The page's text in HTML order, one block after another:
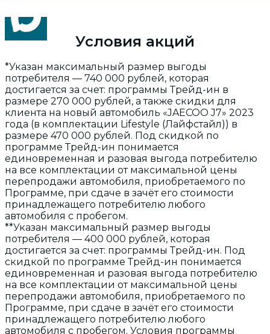
Условия акций
*Указан максимальный размер выгоды
потребителя — 740 000 рублей, которая
достигается за счет: программы Трейд-ин в
размере 270 000 рублей, а также скидки для
клиента на новый автомобиль «JAECOO J7» 2023
года (в комплектации Lifestyle (Лайфстайл)) в
размере 470 000 рублей. Под скидкой по
программе Трейд-ин понимается
единовременная и разовая выгода потребителю
на все комплектации от максимальной цены
перепродажи автомобиля, приобретаемого по
Программе, при сдаче в зачёт его стоимости
принадлежащего потребителю любого
автомобиля с пробегом.
**Указан максимальный размер выгоды
потребителя — 400 000 рублей, которая
достигается за счет: программы Трейд-ин. Под
скидкой по программе Трейд-ин понимается
единовременная и разовая выгода потребителю
на все комплектации от максимальной цены
перепродажи автомобиля, приобретаемого по
Программе, при сдаче в зачёт его стоимости
принадлежащего потребителю любого
автомобиля с пробегом. Условия программы